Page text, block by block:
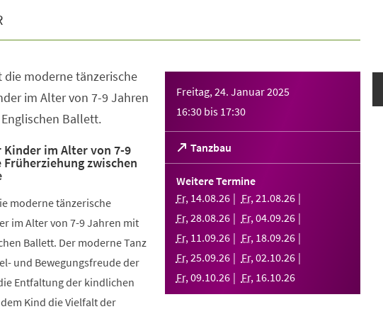
Freitag, 24. Januar 2025
16:30 bis 17:30
Tanzbau
(Öffnet
in
einem
Tab)
Weitere Termine
Fr, 14.08.26 Fr,21.08.26
Fr,28.08.26 Fr,04.09.26
Fr, 11.09.26 Fr, 18.09.26
Fr,25.09.26 Fr,02.10.26
Fr,09.10.26 Fr, 16.10.26
die moderne tänzerische
im Alter von 7-9 Jahren
Ballett.
im Alter von 7-9
zwischen
moderne tänzerische
im Alter von 7-9 Jahren mit
Ballett. Der moderne Tanz
und Bewegungsfreude der
Entfaltung der kindlichen
Kind die Vielfalt der